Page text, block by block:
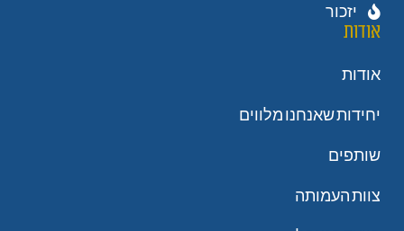
יזכור
אודות
אודות
יחידות שאנחנו מלווים
שותפים
צוות העמותה